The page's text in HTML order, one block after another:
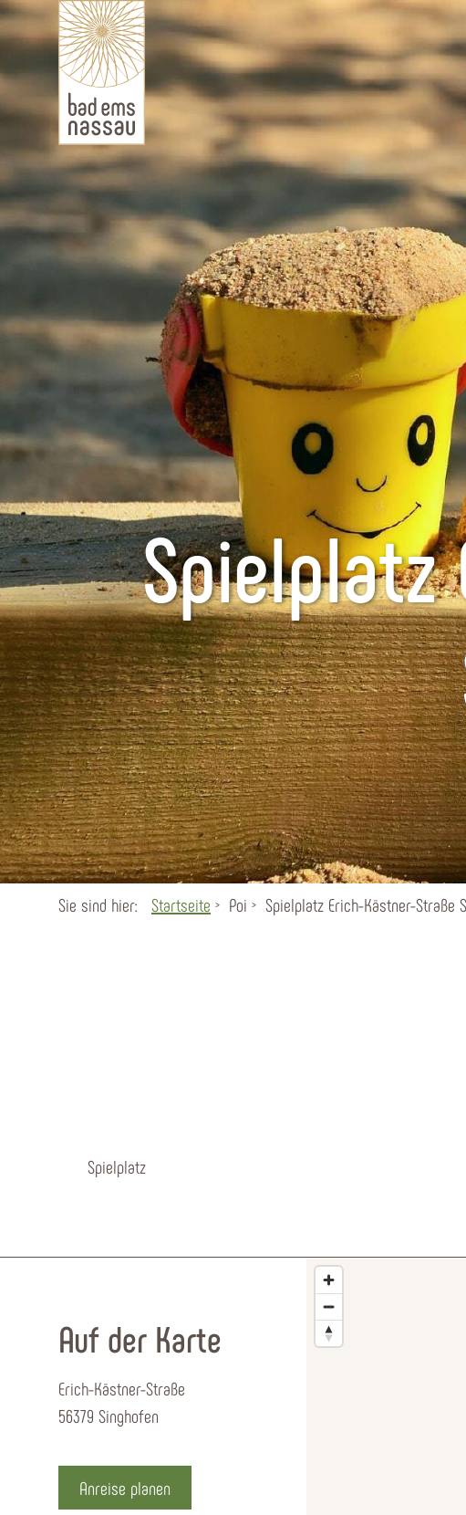
Spielplatz
Sie sind hier: Startseite Poi Spielplatz Erich-Kästner-Straße
Spielplatz
Auf der Karte
Erich-Kästner-Straße
56379 Singhofen
Anreise planen